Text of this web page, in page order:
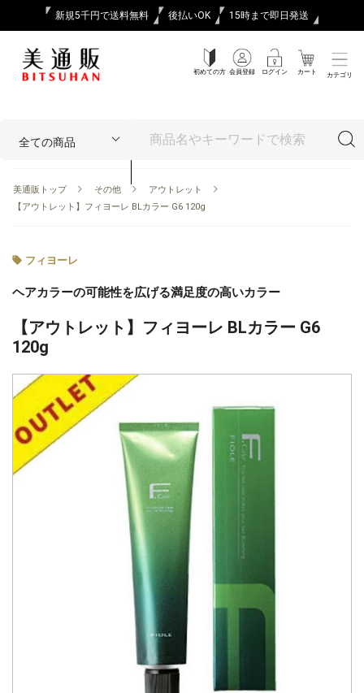
新規5千円で送料無料 後払いOK 15時まで即日発送
初めての方 会員登録 ログイン カート カテゴリ
美通販トップ その他
アウトレット
【アウトレット】フィヨーレ BLカラー G6 120g
フィヨーレ
ヘアカラーの可能性を広げる満足度の高いカラー
【アウトレット】フィヨーレ BLカラー G6
120g